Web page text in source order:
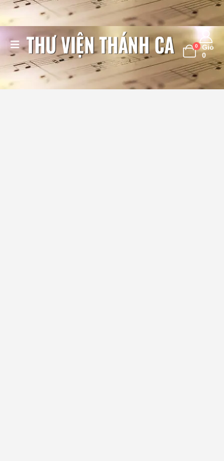
0
Giỏ
0